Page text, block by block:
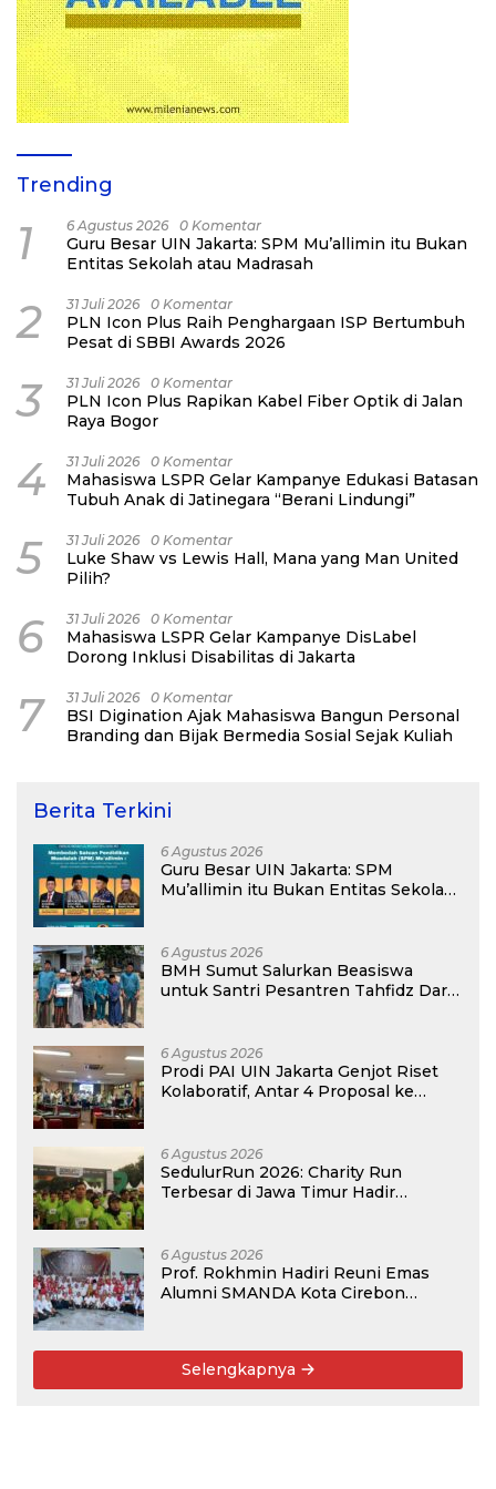
Trending
1 6 Agustus 2026 0 Komentar
Guru Besar UIN Jakarta: SPM Mu’allimin itu Bukan
Entitas Sekolah atau Madrasah
2 31 Juli 2026 0 Komentar
PLN Icon Plus Raih Penghargaan ISP Bertumbuh
Pesat di SBBI Awards 2026
3 31 Juli 2026 0 Komentar
PLN Icon Plus Rapikan Kabel Fiber Optik di Jalan
Raya Bogor
4 31 Juli 2026 0 Komentar
Mahasiswa LSPR Gelar Kampanye Edukasi Batasan
Tubuh Anak di Jatinegara “Berani Lindungi”
5 31 Juli 2026 0 Komentar
Luke Shaw vs Lewis Hall, Mana yang Man United
Pilih?
6 31 Juli 2026 0 Komentar
Mahasiswa LSPR Gelar Kampanye DisLabel
Dorong Inklusi Disabilitas di Jakarta
7 31 Juli 2026 0 Komentar
BSI Digination Ajak Mahasiswa Bangun Personal
Branding dan Bijak Bermedia Sosial Sejak Kuliah
Berita Terkini
6 Agustus 2026
Guru Besar UIN Jakarta: SPM
Mu’allimin itu Bukan Entitas Sekolah
6 Agustus 2026
BMH Sumut Salurkan Beasiswa
untuk Santri Pesantren Tahfidz Darul
6 Agustus 2026
Prodi PAI UIN Jakarta Genjot Riset
Kolaboratif, Antar 4 Proposal ke
6 Agustus 2026
SedulurRun 2026: Charity Run
Terbesar di Jawa Timur Hadir
Guru Honorer
6 Agustus 2026
Prof. Rokhmin Hadiri Reuni Emas
Alumni SMANDA Kota Cirebon
Selengkapnya